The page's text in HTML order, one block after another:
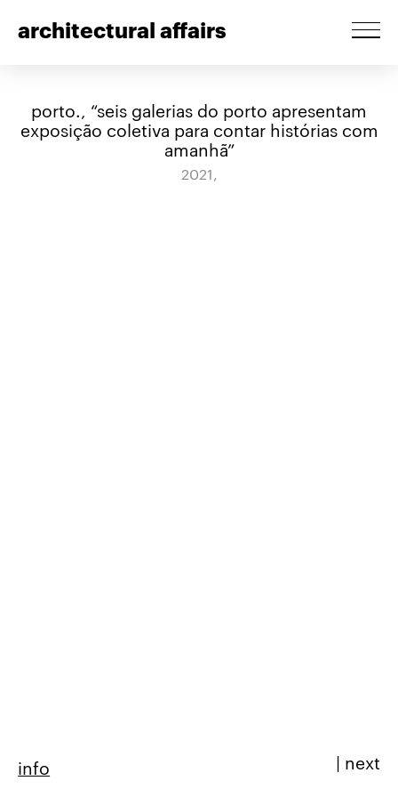
architectural affairs
porto., “seis galerias do porto apresentam
exposição coletiva para contar histórias com
amanhã”
2021,
next
info